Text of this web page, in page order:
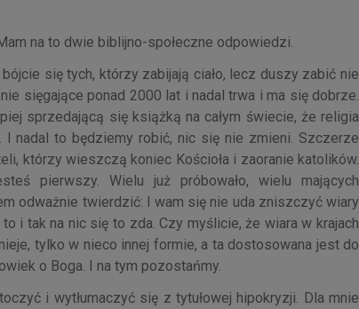
na to dwie biblijno-społeczne odpowiedzi.
się tych, którzy zabijają ciało, lecz duszy zabić nie
sięgające ponad 2000 lat i nadal trwa i ma się dobrze.
sprzedającą się książką na całym świecie, że religia
nadal to będziemy robić, nic się nie zmieni. Szczerze
którzy wieszczą koniec Kościoła i zaoranie katolików.
pierwszy. Wielu już próbowało, wielu mających
odważnie twierdzić: I wam się nie uda zniszczyć wiary
i tak na nic się to zda. Czy myślicie, że wiara w krajach
tylko w nieco innej formie, a ta dostosowana jest do
o Boga. I na tym pozostańmy.
i wytłumaczyć się z tytułowej hipokryzji. Dla mnie